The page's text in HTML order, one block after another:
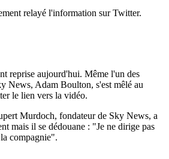
relayé l'information sur Twitter.
reprise aujourd'hui. Même l'un des
News, Adam Boulton, s'est mêlé au
le lien vers la vidéo.
Murdoch, fondateur de Sky News, a
mais il se dédouane : "Je ne dirige pas
compagnie".